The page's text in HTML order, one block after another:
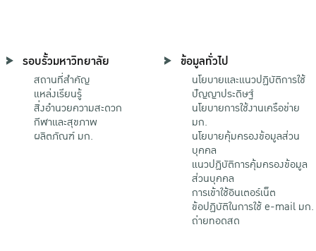
รอบรั้วมหาวิทยาลัย
สถานที่สำคัญ
แหล่งเรียนรู้
สิ่งอำนวยความสะดวก
กีฬาและสุขภาพ
ผลิตภัณฑ์ มก.
ข้อมูลทั่วไป
นโยบายและแนวปฏิบัติการใช้
ปัญญาประดิษฐ์
นโยบายการใช้งานเครือข่าย
มก.
นโยบายคุ้มครองข้อมูลส่วน
บุคคล
แนวปฏิบัติการคุ้มครองข้อมูล
ส่วนบุคคล
การเข้าใช้อินเตอร์เน็ต
ข้อปฏิบัติในการใช้ e-mail มก.
ถ่ายทอดสด